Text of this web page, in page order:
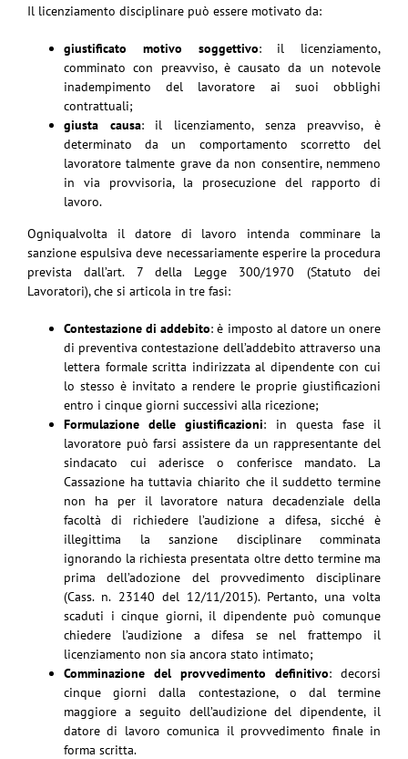
Il licenziamento disciplinare può essere motivato da:
giustificato motivo soggettivo: il licenziamento,
comminato con preavviso, è causato da un notevole
inadempimento del lavoratore ai suoi obblighi
contrattuali;
giusta causa: il licenziamento, senza preavviso, è
determinato da un comportamento scorretto del
lavoratore talmente grave da non consentire, nemmeno
in via provvisoria, la prosecuzione del rapporto di
lavoro.
Ogniqualvolta il datore di lavoro intenda comminare la
sanzione espulsiva deve necessariamente esperire la procedura
prevista dall’art. 7 della Legge 300/1970 (Statuto dei
Lavoratori), che si articola in tre fasi:
Contestazione di addebito: è imposto al datore un onere
di preventiva contestazione dell’addebito attraverso una
lettera formale scritta indirizzata al dipendente con cui
lo stesso è invitato a rendere le proprie giustificazioni
entro i cinque giorni successivi alla ricezione;
Formulazione delle giustificazioni: in questa fase il
lavoratore può farsi assistere da un rappresentante del
sindacato cui aderisce o conferisce mandato. La
Cassazione ha tuttavia chiarito che il suddetto termine
non ha per il lavoratore natura decadenziale della
facoltà di richiedere l’audizione a difesa, sicché è
illegittima la sanzione disciplinare comminata
ignorando la richiesta presentata oltre detto termine ma
prima dell’adozione del provvedimento disciplinare
(Cass. n. 23140 del 12/11/2015). Pertanto, una volta
scaduti i cinque giorni, il dipendente può comunque
chiedere l’audizione a difesa se nel frattempo il
licenziamento non sia ancora stato intimato;
Comminazione del provvedimento definitivo: decorsi
cinque giorni dalla contestazione, o dal termine
maggiore a seguito dell’audizione del dipendente, il
datore di lavoro comunica il provvedimento finale in
forma scritta.